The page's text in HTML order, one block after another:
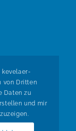
kevelaer-
von Dritten
Daten zu
und mir